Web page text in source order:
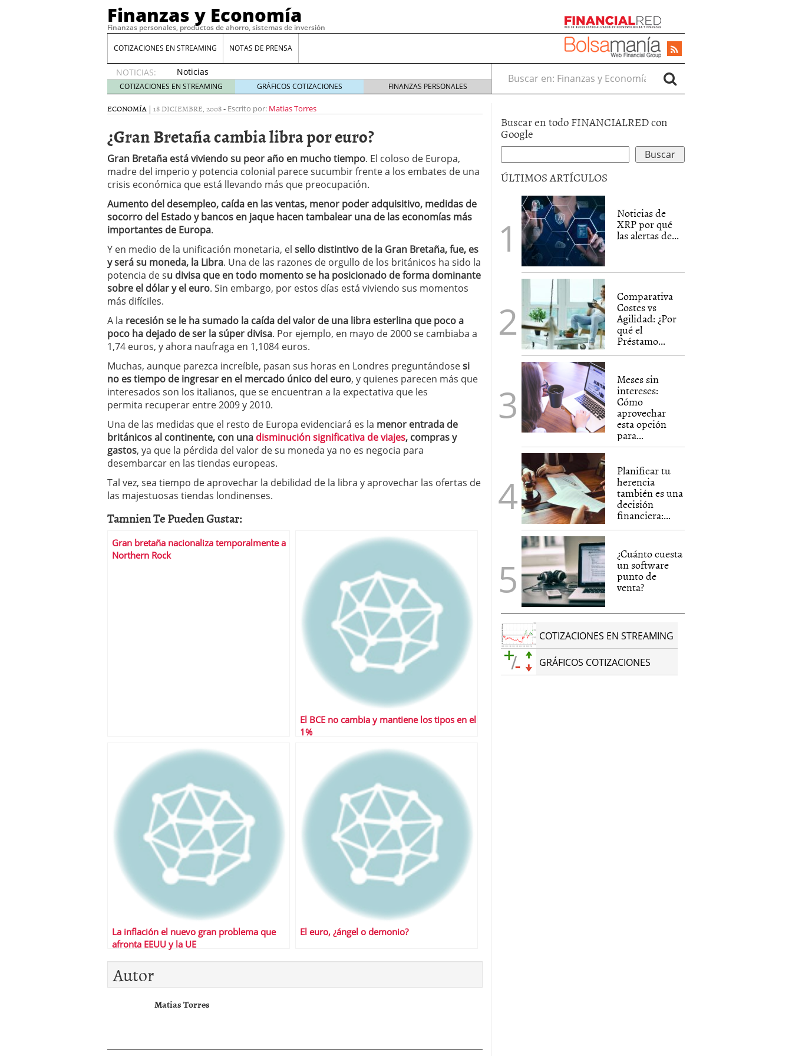
Finanzas y Economía
Finanzas personales, productos de ahorro, sistemas de inversión
COTIZACIONES EN STREAMING NOTAS DE PRENSA
NOTICIAS:
Noticias
de XRP
por qué
las
de
whales
suelen
llegar
tarde 16
de abril
de 2026
Comparativa Costes vs Agilidad: ¿Por qué el Préstamo Promotor privado
acelera la rentabilidad?
Meses sin intereses: Cómo aprovechar esta opción para gestionar tus
compras 24 de noviembre de 2025
Planificar tu herencia también es una decisión financiera: cómo anticiparte
a los costes 21 de noviembre de 2025
¿Cuánto cuesta un software punto de venta? 3 de octubre de 2025
COTIZACIONES EN STREAMING GRÁFICOS COTIZACIONES FINANZAS PERSONALES
Buscar en:
ECONOMÍA | 18 DICIEMBRE, 2008- Escrito por: Matias Torres
¿Gran Bretaña cambia libra por euro?
Gran Bretaña está viviendo su peor año en mucho tiempo. El coloso de Europa,
madre del imperio y potencia colonial parece sucumbir frente a los embates de una
crisis económica que está llevando más que preocupación.
Aumento del desempleo, caída en las ventas, menor poder adquisitivo, medidas de
socorro del Estado y bancos en jaque hacen tambalear una de las economías más
importantes de Europa.
Y en medio de la unificación monetaria, el sello distintivo de la Gran Bretaña, fue, es
y será su moneda, la Libra. Una de las razones de orgullo de los británicos ha sido la
potencia de su divisa que en todo momento se ha posicionado de forma dominante
sobre el dólar y el euro. Sin embargo, por estos días está viviendo sus momentos
más difíciles.
A la recesión se le ha sumado la caída del valor de una libra esterlina que poco a
poco ha dejado de ser la súper divisa. Por ejemplo, en mayo de 2000 se cambiaba a
1,74 euros, y ahora naufraga en 1,1084 euros.
Muchas, aunque parezca increíble, pasan sus horas en Londres preguntándosesi
no es tiempo de ingresar en el mercado único del euro, y quienes parecen más que
interesados son los italianos, que se encuentran a la expectativa que les
permita recuperar entre 2009 y 2010.
Una de las medidas que el resto de Europa evidenciará es la menor entrada de
británicos al continente, con una disminución significativa de viajes, compras y
gastos, ya que la pérdida del valor de su moneda ya no es negocia para
desembarcar en las tiendas europeas.
Tal vez, sea tiempo de aprovechar la debilidad de la libra y aprovechar las ofertas de
las majestuosas tiendas londinenses.
Tamnien Te Pueden Gustar:
Gran bretaña nacionaliza temporalmente a
Northern Rock
El BCE no cambia y mantiene los tipos en el
1%
La inflación el nuevo gran problema que
afronta EEUU y la UE
El euro, ¿ángel o demonio?
Autor
Matias Torres
Buscar en todo FINANCIALRED con
Google
ÚLTIMOS ARTÍCULOS
Noticias de
XRP por qué
las alertas de...
Comparativa
Costes vs
Agilidad: ¿Por
qué el
Préstamo...
Meses sin
intereses:
Cómo
aprovechar
esta opción
para...
Planificar tu
herencia
también es una
decisión
financiera:...
¿Cuánto cuesta
un software
punto de
venta?
COTIZACIONES EN STREAMING
GRÁFICOS COTIZACIONES